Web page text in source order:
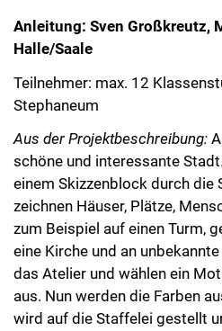
Anleitung: Sven Großkreutz,
Halle/Saale
Teilnehmer: max. 12
Stephaneum
Aus der Projektbeschreibung:
schöne und interessante
einem Skizzenblock durch die
zeichnen Häuser, Plätze,
zum Beispiel auf einen Turm,
eine Kirche und an
das Atelier und wählen ein
aus. Nun werden die Farben
wird auf die Staffelei gestellt